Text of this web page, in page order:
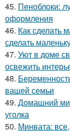
45. Пеноблоки:
оформления
46. Как сделать
сделать
47. Уют в доме
освежить
48.
вашей семьи
49. Домашний
уголка
50. Минвата: